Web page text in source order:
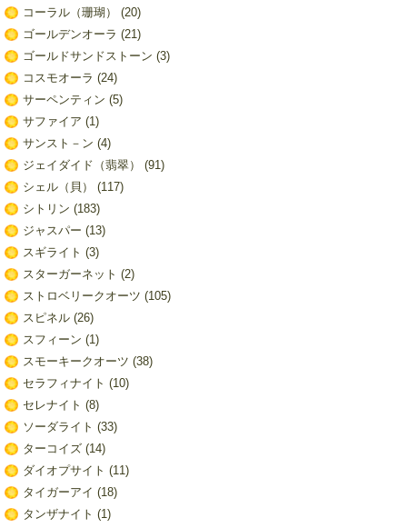
コーラル（珊瑚）
(20)
ゴールデンオーラ (21)
ゴールドサンドストーン (3)
コスモオーラ (24)
サーペンティン (5)
サファイア (1)
サンスト－ン (4)
ジェイダイド（翡翠）
(91)
シェル（貝）
(117)
シトリン (183)
ジャスパー (13)
スギライト (3)
スターガーネット (2)
ストロベリークオーツ (105)
スピネル(26)
スフィーン (1)
スモーキークオーツ (38)
セラフィナイト (10)
セレナイト (8)
ソーダライト (33)
ターコイズ(14)
ダイオプサイト (11)
タイガーアイ (18)
タンザナイト (1)